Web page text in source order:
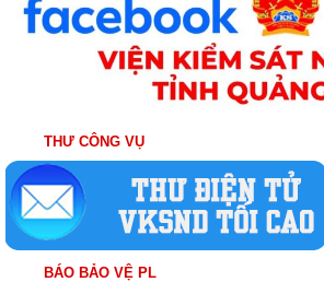
THƯ CÔNG VỤ
BÁO BẢO VỆ PL